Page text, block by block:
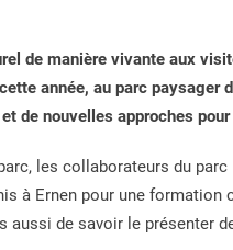
de manière vivante aux
année, au parc
de nouvelles approches
les collaborateurs du
à Ernen pour une
aussi de savoir le présenter